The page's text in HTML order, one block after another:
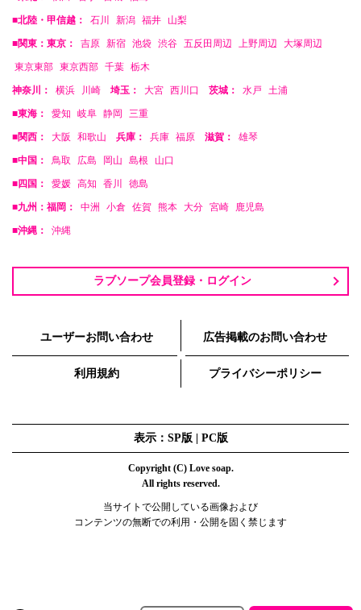
■北陸・甲信越： 石川 新潟 福井 山梨
■関東：東京： 吉原 新宿 池袋 渋谷 五反田周辺 上野周辺 大塚周辺
東京東部 東京西部 千葉 栃木
神奈川： 横浜 川崎 埼玉： 大宮 西川口 茨城： 水戸 土浦
■東海： 愛知 岐阜 静岡 三重
■関西： 大阪 和歌山 兵庫： 兵庫 福原 滋賀： 雄琴
■中国： 鳥取 広島 岡山 島根 山口
■四国： 愛媛 高知 香川 徳島
■九州：福岡： 中洲 小倉 佐賀 熊本 大分 宮崎 鹿児島
■沖縄： 沖縄
ラブソープ会員登録・ログイン
ユーザーお問い合わせ 広告掲載のお問い合わせ
利用規約 プライバシーポリシー
表示：SP版 | PC版
Copyright (C) Love soap.
All rights reserved.
当サイトで公開している画像および
コンテンツの無断での利用・公開を固く禁じます